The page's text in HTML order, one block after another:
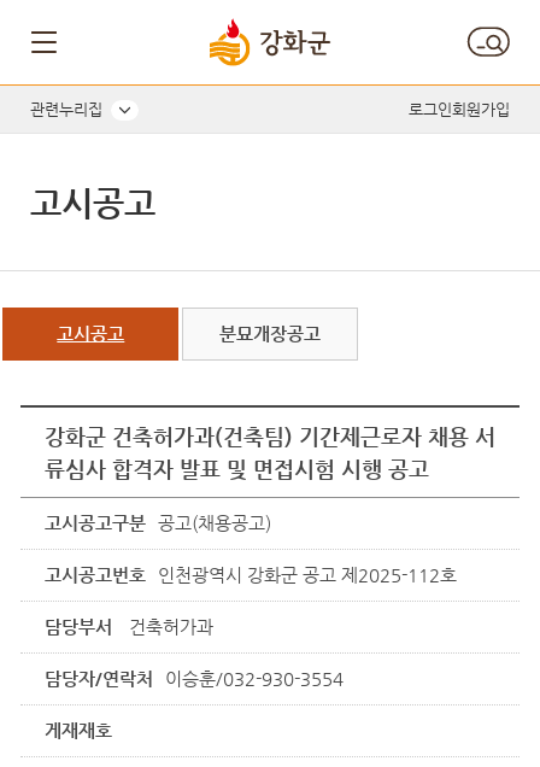
관련누리집 로그인회원가입
고시공고
고시공고 분묘개장공고
강화군 건축허가과(건축팀) 기간제근로자 채용 서
류심사 합격자 발표 및 면접시험 시행 공고
고시공고구분 공고(채용공고)
고시공고번호 인천광역시 강화군 공고 제2025-112호
담당부서 건축허가과
담당자/연락처 이승훈/032-930-3554
게재재호